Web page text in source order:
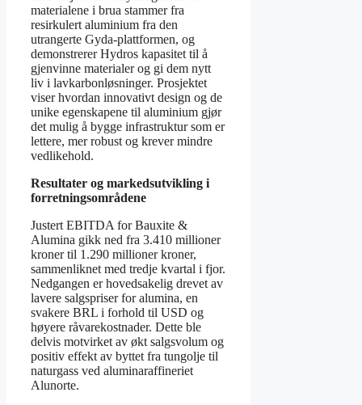
materialene i brua stammer fra
resirkulert aluminium fra den
utrangerte Gyda-plattformen, og
demonstrerer Hydros kapasitet til å
gjenvinne materialer og gi dem nytt
liv i lavkarbonløsninger. Prosjektet
viser hvordan innovativt design og de
unike egenskapene til aluminium gjør
det mulig å bygge infrastruktur som er
lettere, mer robust og krever mindre
vedlikehold.
Resultater og markedsutvikling i
forretningsområdene
Justert EBITDA for Bauxite &
Alumina gikk ned fra 3.410 millioner
kroner til 1.290 millioner kroner,
sammenliknet med tredje kvartal i fjor.
Nedgangen er hovedsakelig drevet av
lavere salgspriser for alumina, en
svakere BRL i forhold til USD og
høyere råvarekostnader. Dette ble
delvis motvirket av økt salgsvolum og
positiv effekt av byttet fra tungolje til
naturgass ved aluminaraffineriet
Alunorte.